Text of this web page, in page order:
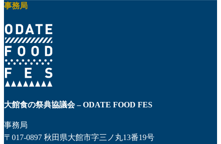
事務局
大館食の祭典協議会 – ODATE FOOD FES
事務局
〒017-0897 秋田県大館市字三ノ丸13番19号